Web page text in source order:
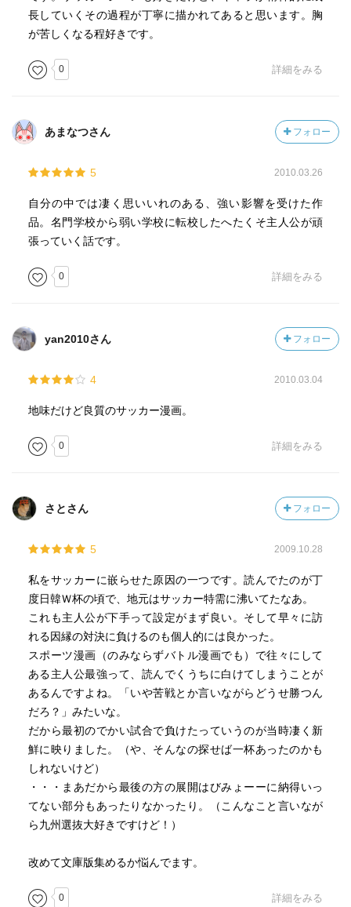
長していくその過程が丁寧に描かれてあると思います。胸
が苦しくなる程好きです。
0 詳細をみる
あまなつさん フォロー
5 2010.03.26
自分の中では凄く思いいれのある、強い影響を受けた作
品。名門学校から弱い学校に転校したへたくそ主人公が頑
張っていく話です。
0 詳細をみる
yan2010さん フォロー
4 2010.03.04
地味だけど良質のサッカー漫画。
0 詳細をみる
さとさん フォロー
5 2009.10.28
私をサッカーに嵌らせた原因の一つです。読んでたのが丁
度日韓Ｗ杯の頃で、地元はサッカー特需に沸いてたなあ。
これも主人公が下手って設定がまず良い。そして早々に訪
れる因縁の対決に負けるのも個人的には良かった。
スポーツ漫画（のみならずバトル漫画でも）で往々にして
ある主人公最強って、読んでくうちに白けてしまうことが
あるんですよね。「いや苦戦とか言いながらどうせ勝つん
だろ？」みたいな。
だから最初のでかい試合で負けたっていうのが当時凄く新
鮮に映りました。（や、そんなの探せば一杯あったのかも
しれないけど）
・・・まあだから最後の方の展開はびみょーーに納得いっ
てない部分もあったりなかったり。（こんなこと言いなが
ら九州選抜大好きですけど！）
改めて文庫版集めるか悩んでます。
0 詳細をみる